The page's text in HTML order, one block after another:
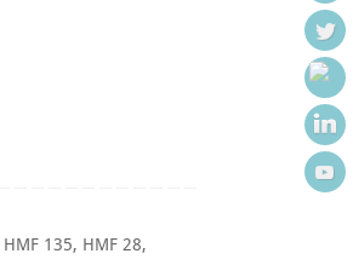
HMF 135, HMF 28,